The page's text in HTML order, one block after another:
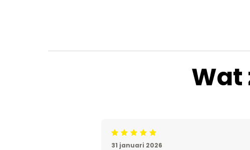
Wat
Beoordeling: 5/5
31 januari 2026